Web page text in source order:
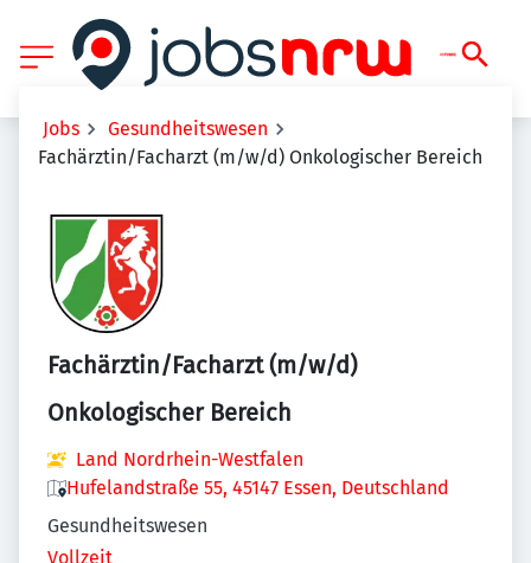
Jobs
Gesundheitswesen
Fachärztin/Facharzt (m/w/d) Onkologischer Bereich
Fachärztin/Facharzt (m/w/d)
Onkologischer Bereich
Land Nordrhein-Westfalen
Hufelandstraße 55, 45147 Essen, Deutschland
Gesundheitswesen
Vollzeit